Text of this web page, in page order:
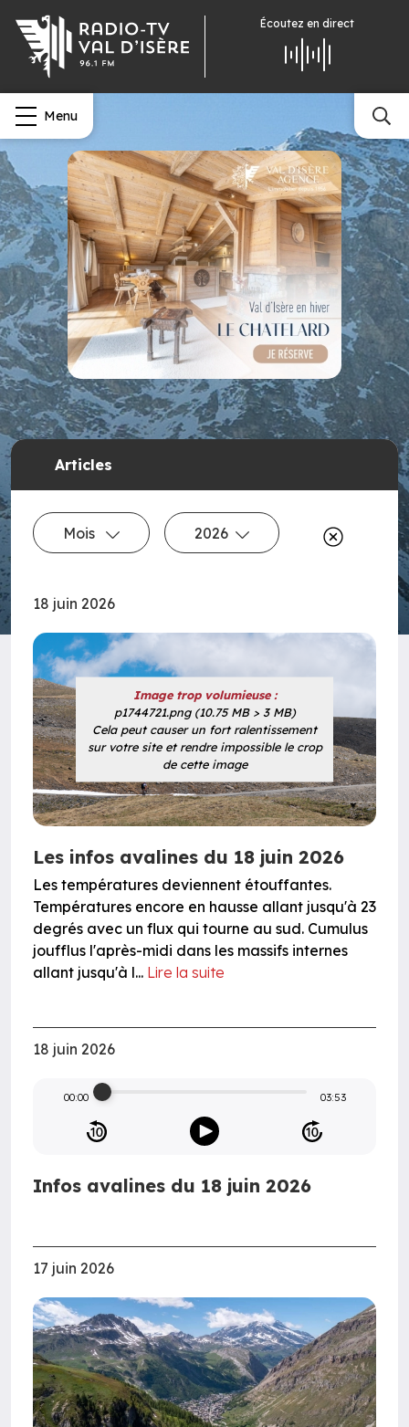
Écoutez en direct
Menu
Articles
Mois 2026
18 juin 2026
Image trop volumieuse :
p1744721.png (10.75 MB > 3 MB)
Cela peut causer un fort ralentissement
sur votre site et rendre impossible le crop
de cette image
Les infos avalines du 18 juin 2026
Les températures deviennent étouffantes.
Températures encore en hausse allant jusqu'à 23
degrés avec un flux qui tourne au sud. Cumulus
joufflus l'après-midi dans les massifs internes
allant jusqu'à l... Lire la suite
18 juin 2026
00:00 03:53
Infos avalines du 18 juin 2026
17 juin 2026